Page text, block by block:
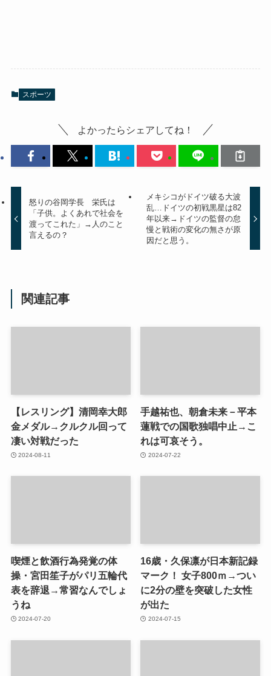
スポーツ
よかったらシェアしてね！
怒りの谷岡学長 栄氏は
「子供。よくあれで社会を
渡ってこれた」→人のこと
言えるの？
メキシコがドイツ破る大波
乱…ドイツの初戦黒星は82
年以来→ドイツの監督の怠
慢と戦術の変化の無さが原
因だと思う。
関連記事
【レスリング】清岡幸大郎
金メダル→クルクル回って
凄い対戦だった
2024-08-11
手越祐也、朝倉未来－平本
蓮戦での国歌独唱中止→こ
れは可哀そう。
2024-07-22
喫煙と飲酒行為発覚の体
操・宮田笙子がパリ五輪代
表を辞退→常習なんでしょ
うね
2024-07-20
16歳・久保凛が日本新記録
マーク！ 女子800ｍ→つい
に2分の壁を突破した女性
が出た
2024-07-15